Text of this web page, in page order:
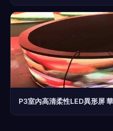
P3室內高清柔性LED異形屏